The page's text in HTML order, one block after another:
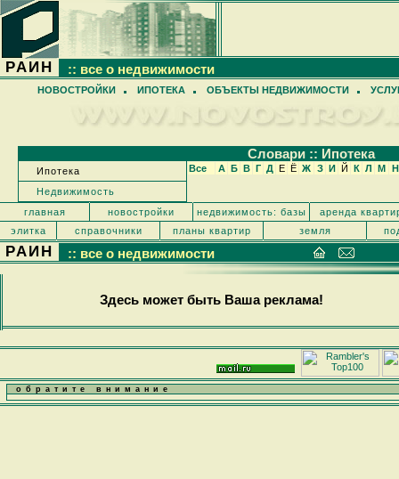
РАИН :: все о недвижимости
НОВОСТРОЙКИ ИПОТЕКА ОБЪЕКТЫ НЕДВИЖИМОСТИ
Cловари :: Ипотека
Ипотека
Недвижимость
Все А Б В Г Д Е Ё Ж З И Й К Л М Н
главная новостройки недвижимость: базы
аренда
элитка
справочники планы квартир земля
РАИН :: все о недвижимости
Здесь может быть Ваша реклама!
обратите внимание